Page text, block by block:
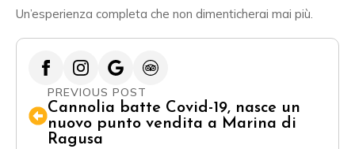
Un’esperienza completa che non dimenticherai mai più.
PREVIOUS POST
Cannolia batte Covid-19, nasce un
nuovo punto vendita a Marina di
Ragusa